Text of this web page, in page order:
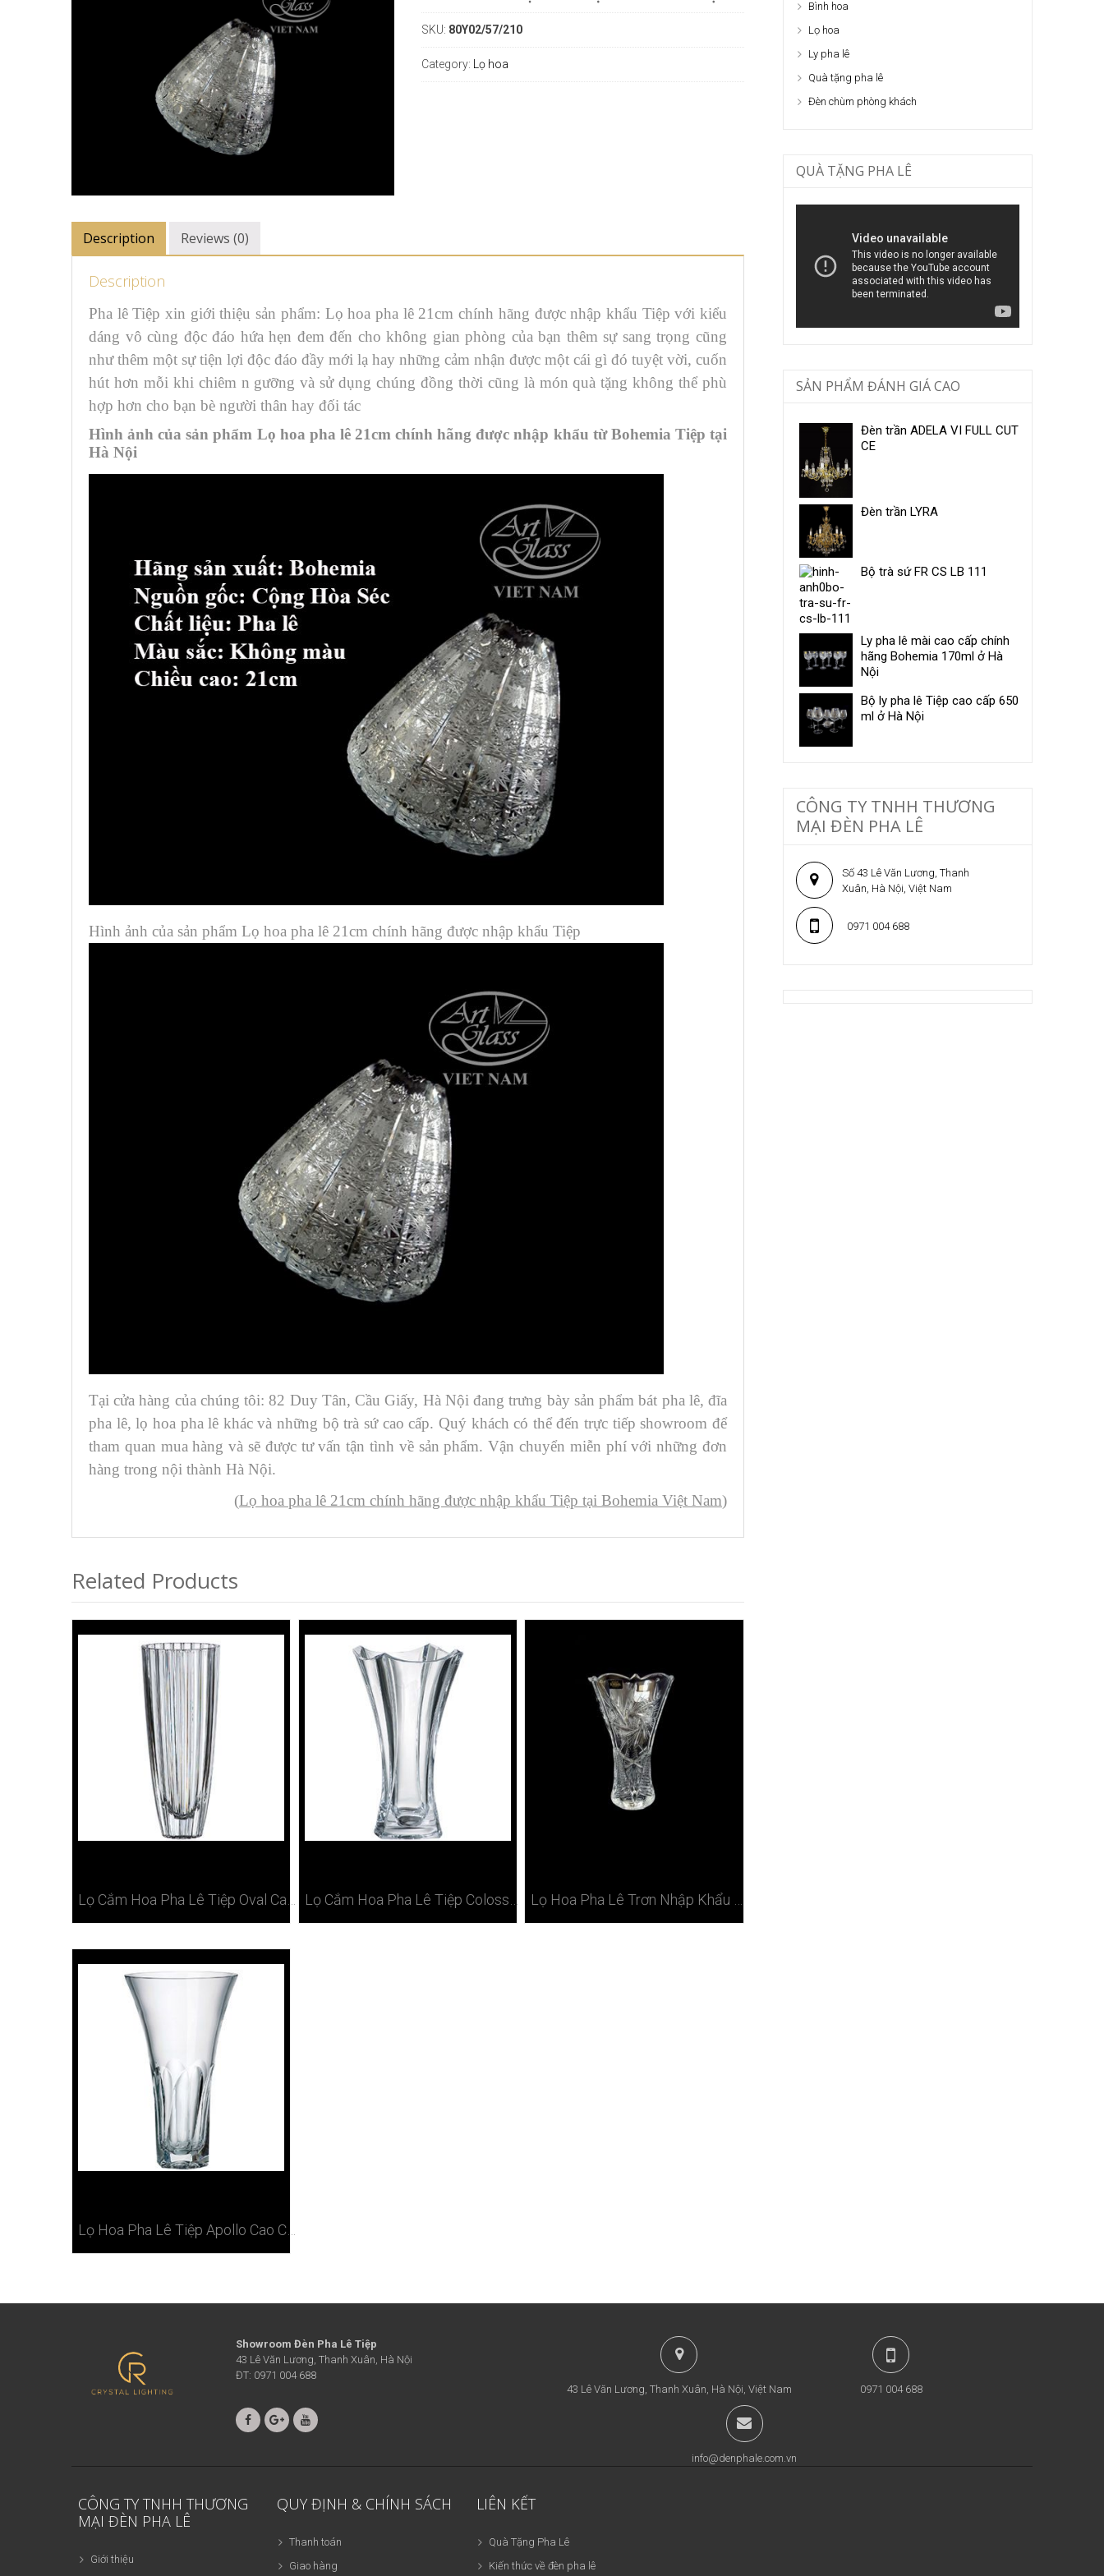
SKU: 80Y02/57/210
Category: Lọ hoa
Description Reviews (0)
Description
Pha lê Tiệp xin giới thiệu sản phẩm: Lọ hoa pha lê 21cm chính hãng được nhập khẩu Tiệp với kiểu
dáng vô cùng độc đáo hứa hẹn đem đến cho không gian phòng của bạn thêm sự sang trọng cũng
như thêm một sự tiện lợi độc đáo đầy mới lạ hay những cảm nhận được một cái gì đó tuyệt vời, cuốn
hút hơn mỗi khi chiêm n gưỡng và sử dụng chúng đồng thời cũng là món quà tặng không thể phù
hợp hơn cho bạn bè người thân hay đối tác
Hình ảnh của sản phẩm Lọ hoa pha lê 21cm chính hãng được nhập khẩu từ Bohemia Tiệp tại
Hà Nội
Hình ảnh của sản phẩm Lọ hoa pha lê 21cm chính hãng được nhập khẩu Tiệp
Tại cửa hàng của chúng tôi: 82 Duy Tân, Cầu Giấy, Hà Nội đang trưng bày sản phẩm bát pha lê, đĩa
pha lê, lọ hoa pha lê khác và những bộ trà sứ cao cấp. Quý khách có thể đến trực tiếp showroom để
tham quan mua hàng và sẽ được tư vấn tận tình về sản phẩm. Vận chuyển miễn phí với những đơn
hàng trong nội thành Hà Nội.
(Lọ hoa pha lê 21cm chính hãng được nhập khẩu Tiệp tại Bohemia Việt Nam)
Related Products
Lọ Cắm Hoa Pha Lê Tiệp Oval Cao Cấp Lọ Cắm Hoa Pha Lê Tiệp Colosseum X 35cm Lọ Hoa Pha Lê Trơn Nhập Khẩu Bohemia Tiệp
Bình hoa
Lọ hoa
Ly pha lê
Quà tặng pha lê
Đèn chùm phòng khách
QUÀ TẶNG PHA LÊ
SẢN PHẨM ĐÁNH GIÁ CAO
Đèn trần ADELA VI FULL CUT
CE
Đèn trần LYRA
Bộ trà sứ ​FR CS LB 111
Ly pha lê mài cao cấp chính
hãng Bohemia 170ml ở Hà
Nội
Bộ ly pha lê Tiệp cao cấp 650
ml ở Hà Nội
CÔNG TY TNHH THƯƠNG
MẠI ĐÈN PHA LÊ
Số 43 Lê Văn Lương, Thanh
Xuân, Hà Nội, Việt Nam
0971 004 688
Showroom Đèn Pha Lê Tiệp
43 Lê Văn Lương, Thanh Xuân, Hà Nội
ĐT: 0971 004 688
43 Lê Văn Lương, Thanh Xuân, Hà Nội, Việt Nam
0971 004 688
info@denphale.com.vn
CÔNG TY TNHH THƯƠNG
MẠI ĐÈN PHA LÊ
Giới thiệu
QUY ĐỊNH & CHÍNH SÁCH
Thanh toán
Giao hàng
LIÊN KẾT
Quà Tặng Pha Lê
Kiến thức về đèn pha lê